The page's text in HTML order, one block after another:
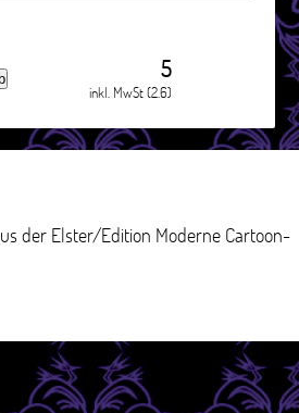
5
inkl. MwSt (2.6)
der Elster/Edition Moderne Cartoon-